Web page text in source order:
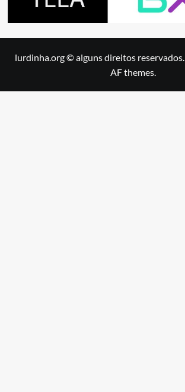
lurdinha.org © alguns direitos reservados.
AF themes.